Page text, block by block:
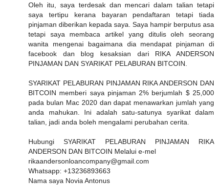
Oleh itu, saya terdesak dan mencari dalam talian tetapi
saya tertipu kerana bayaran pendaftaran tetapi tiada
pinjaman diberikan kepada saya. Saya hampir berputus asa
tetapi saya membaca artikel yang ditulis oleh seorang
wanita mengenai bagaimana dia mendapat pinjaman di
facebook dan blog kesaksian dari RIKA ANDERSON
PINJAMAN DAN SYARIKAT PELABURAN BITCOIN.
SYARIKAT PELABURAN PINJAMAN RIKA ANDERSON DAN
BITCOIN memberi saya pinjaman 2% berjumlah $ 25,000
pada bulan Mac 2020 dan dapat menawarkan jumlah yang
anda mahukan. Ini adalah satu-satunya syarikat dalam
talian, jadi anda boleh mengalami perubahan cerita.
Hubungi SYARIKAT PELABURAN PINJAMAN RIKA
ANDERSON DAN BITCOIN Melalui e-mel
rikaandersonloancompany@gmail.com
Whatsapp: +13236893663
Nama saya Novia Antonus